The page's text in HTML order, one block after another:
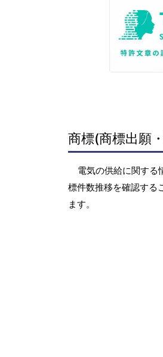
商標(商標出願
電気の供給に関す
標件数推移を確認する
ます。